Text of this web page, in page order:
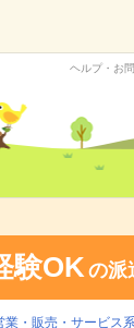
ヘルプ・お
験OKの派
業・販売・サービス